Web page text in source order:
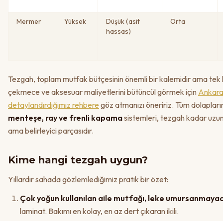
Mermer Yüksek
Düşük (asit
hassas)
Orta
Tezgah, toplam mutfak bütçesinin önemli bir kalemidir ama
çekmece ve aksesuar maliyetlerini bütüncül görmek için
detaylandırdığımız rehbere göz atmanızı öneririz. Tüm
menteşe, ray ve frenli kapamasistemleri, tezgah kadar
ama belirleyici parçasıdır.
Kime hangi tezgah uygun?
Yıllardır sahada gözlemlediğimiz pratik bir özet:
Çok yoğun kullanılan aile mutfağı, leke
laminat. Bakımı en kolay, en az dert çıkaran ikili.